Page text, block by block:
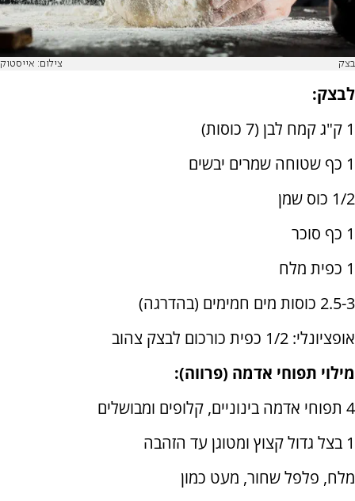
בצק צילום: אייסטוק
לבצק:
1 ק"ג קמח לבן (7 כוסות)
1 כף שטוחה שמרים יבשים
1/2 כוס שמן
1 כף סוכר
1 כפית מלח
2.5-3 כוסות מים חמימים (בהדרגה)
אופציונלי: 1/2 כפית כורכום לבצק צהוב
מילוי תפוחי אדמה (פרווה):
4 תפוחי אדמה בינוניים, קלופים ומבושלים
1 בצל גדול קצוץ ומטוגן עד הזהבה
מלח, פלפל שחור, מעט כמון